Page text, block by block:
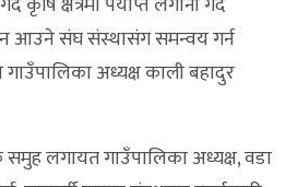
आउने संघ संस्थासंग समन्वय गर्न
अध्यक्ष काली बहादुर
लगायत गाउँपालिका अध्यक्ष, वडा